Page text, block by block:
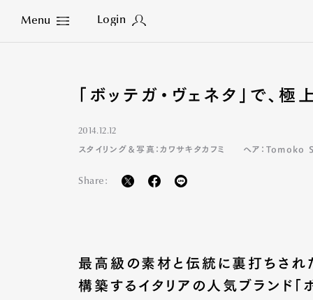
Menu Login
Close
「ボッテガ・ヴェネタ」で、極
2014.12.12
スタイリング＆写真：カワサキタカフミ ヘア：Tomoko
Share:
最高級の素材と伝統に裏打ちされ
構築するイタリアの人気ブランド